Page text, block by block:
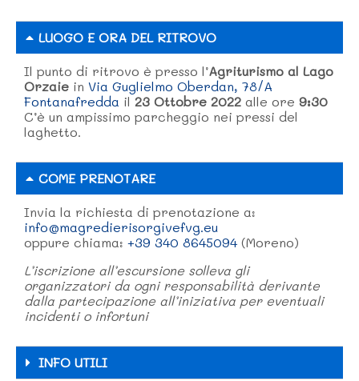
LUOGO E ORA DEL RITROVO
Il punto di ritrovo è presso l’Agriturismo al Lago
Orzaie in Via Guglielmo Oberdan, 78/A
Fontanafredda il 23 Ottobre 2022 alle ore 9:30
C’è un ampissimo parcheggio nei pressi del
laghetto.
COME PRENOTARE
Invia la richiesta di prenotazione a:
info@magredierisorgivefvg.eu
oppure chiama: +39 340 8645094 (Moreno)
L’iscrizione all’escursione solleva gli
organizzatori da ogni responsabilità derivante
dalla partecipazione all’iniziativa per eventuali
incidenti o infortuni
INFO UTILI